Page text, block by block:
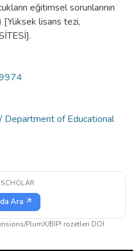
eğitimsel sorunlarının
lisans tezi,
Department of Educational
Ara ↗
PlumX/BIP! rozetleri DOI